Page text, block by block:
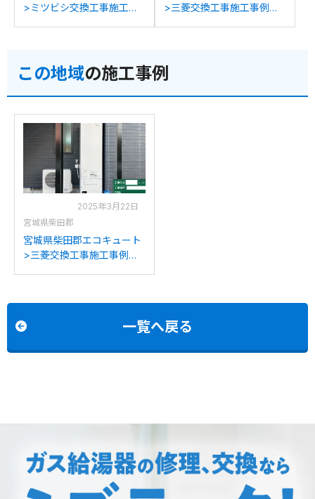
>ミツビシ交換工事施工事
>三菱交換工事施工事例：
この地域の施工事例
2025年3月22日
宮城県柴田郡
宮城県柴田郡エコキュート
>三菱交換工事施工事例：
一覧へ戻る